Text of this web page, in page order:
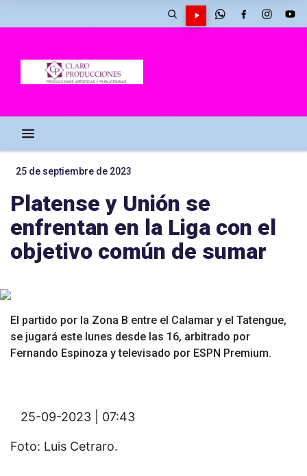
25 de septiembre de 2023
Platense y Unión se
enfrentan en la Liga con el
objetivo común de sumar
El partido por la Zona B entre el Calamar y el Tatengue,
se jugará este lunes desde las 16, arbitrado por
Fernando Espinoza y televisado por ESPN Premium.
25-09-2023 | 07:43
Foto: Luis Cetraro.